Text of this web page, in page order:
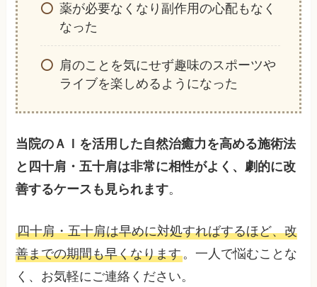
薬が必要なくなり副作用の心配もなく
なった
肩のことを気にせず趣味のスポーツや
ライブを楽しめるようになった
当院のＡＩを活用した自然治癒力を高める施術法
と四十肩・五十肩は非常に相性がよく、劇的に改
善するケースも見られます。
四十肩・五十肩は早めに対処すればするほど、改
善までの期間も早くなります。一人で悩むことな
く、お気軽にご連絡ください。